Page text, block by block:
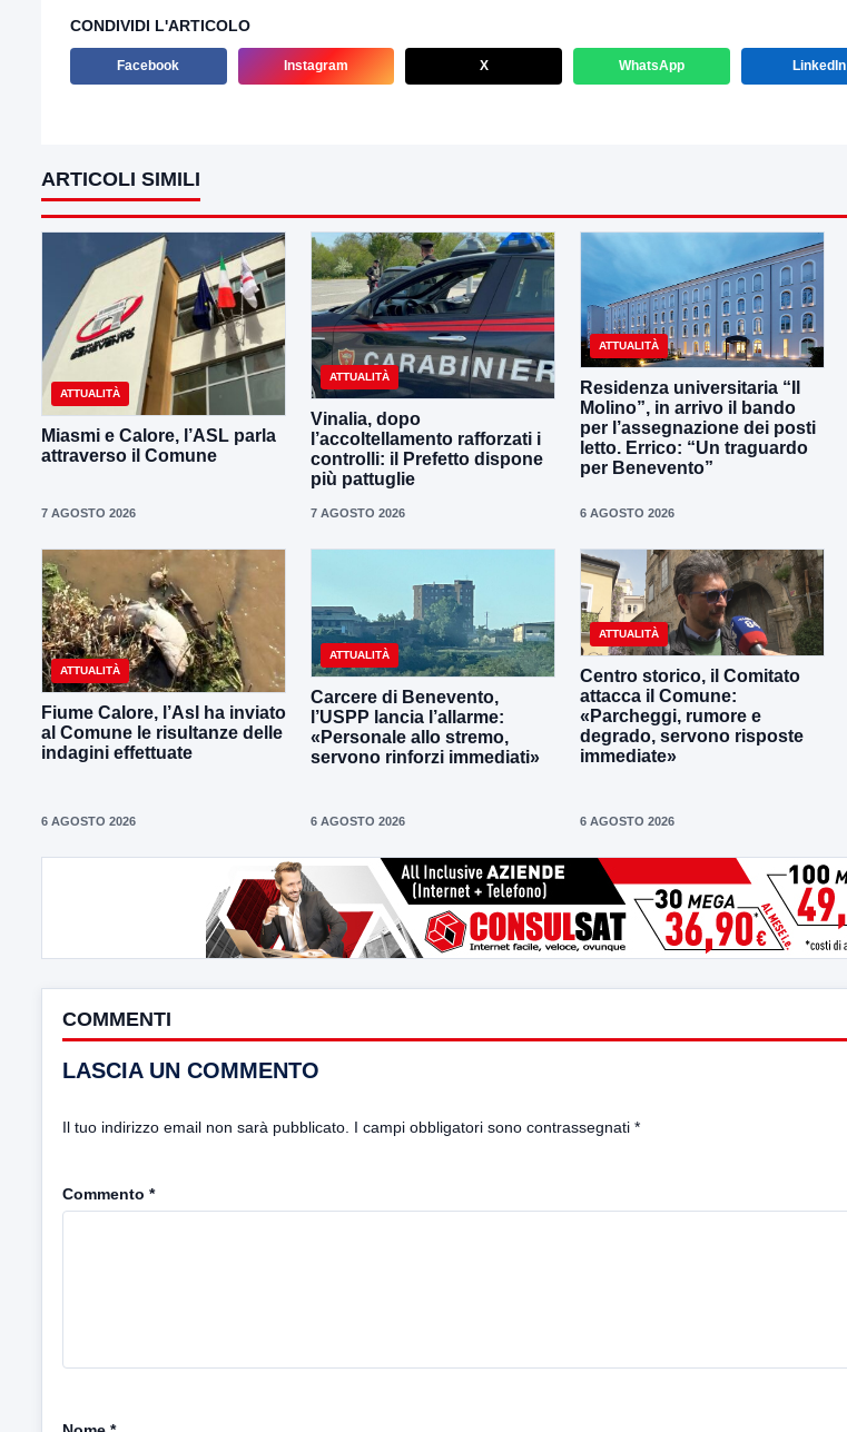
CONDIVIDI L'ARTICOLO
Facebook Instagram X WhatsApp LinkedIn
ARTICOLI SIMILI
ATTUALITÀ
Miasmi e Calore, l’ASL parla
attraverso il Comune
7 AGOSTO 2026
ATTUALITÀ
Vinalia, dopo
l’accoltellamento rafforzati i
controlli: il Prefetto dispone
più pattuglie
7 AGOSTO 2026
ATTUALITÀ
Residenza universitaria “Il
Molino”, in arrivo il bando
per l’assegnazione dei posti
letto. Errico: “Un traguardo
per Benevento”
6 AGOSTO 2026
ATTUALITÀ
Fiume Calore, l’Asl ha inviato
al Comune le risultanze delle
indagini effettuate
6 AGOSTO 2026
ATTUALITÀ
Carcere di Benevento,
l’USPP lancia l’allarme:
«Personale allo stremo,
servono rinforzi immediati»
6 AGOSTO 2026
ATTUALITÀ
Centro storico, il Comitato
attacca il Comune:
«Parcheggi, rumore e
degrado, servono risposte
immediate»
6 AGOSTO 2026
COMMENTI
LASCIA UN COMMENTO
Il tuo indirizzo email non sarà pubblicato. I campi obbligatori sono contrassegnati *
Commento *